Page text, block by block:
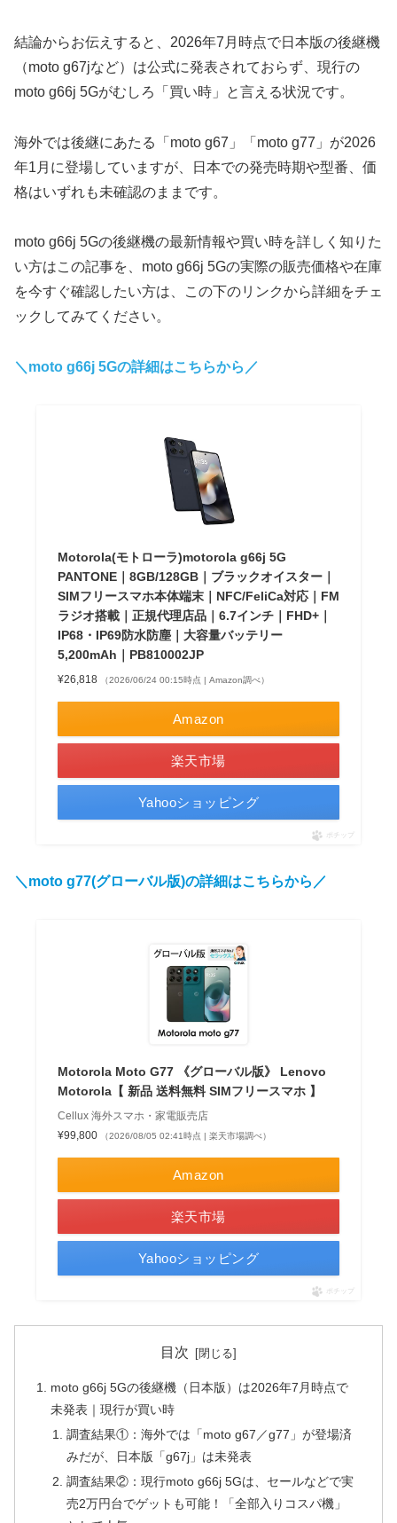
結論からお伝えすると、2026年7月時点で日本版の後継機
（moto g67jなど）は公式に発表されておらず、現行の
moto g66j 5Gがむしろ「買い時」と言える状況です。
海外では後継にあたる「moto g67」「moto g77」が2026
年1月に登場していますが、日本での発売時期や型番、価
格はいずれも未確認のままです。
moto g66j 5Gの後継機の最新情報や買い時を詳しく知りた
い方はこの記事を、moto g66j 5Gの実際の販売価格や在庫
を今すぐ確認したい方は、この下のリンクから詳細をチェ
ックしてみてください。
＼moto g66j 5Gの詳細はこちらから／
Motorola(モトローラ)motorola g66j 5G
PANTONE｜8GB/128GB｜ブラックオイスター｜
SIMフリースマホ本体端末｜NFC/FeliCa対応｜FM
ラジオ搭載｜正規代理店品｜6.7インチ｜FHD+｜
IP68・IP69防水防塵｜大容量バッテリー
5,200mAh｜PB810002JP
¥26,818 （2026/06/24 00:15時点 | Amazon調べ）
Amazon
楽天市場
Yahooショッピング
ポチップ
＼moto g77(グローバル版)の詳細はこちらから／
Motorola Moto G77 《グローバル版》 Lenovo
Motorola【 新品 送料無料 SIMフリースマホ 】
Cellux 海外スマホ・家電販売店
¥99,800
（2026/08/05 02:41時点 | 楽天市場調べ）
Amazon
楽天市場
Yahooショッピング
ポチップ
目次
moto g66j 5Gの後継機（日本版）は2026年7月時点で
未発表｜現行が買い時
調査結果①：海外では「moto g67／g77」が登場済
みだが、日本版「g67j」は未発表
調査結果②：現行moto g66j 5Gは、セールなどで実
売2万円台でゲットも可能！「全部入りコスパ機」